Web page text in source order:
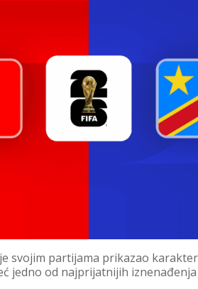
svojim partijama prikazao
jedno od najprijatnijih